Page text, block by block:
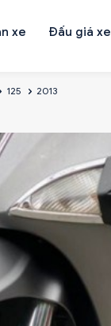
xe Đấu giá xe
125 2013